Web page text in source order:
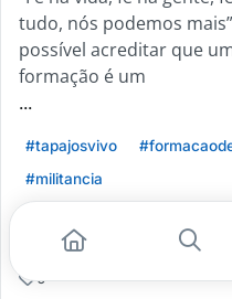
tudo, nós podemos
possível acreditar que
formação é um
...
#tapajosvivo
#militancia
Leia mais
0